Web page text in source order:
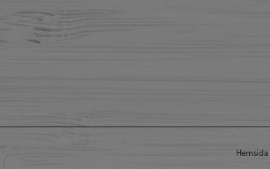
Hemsida